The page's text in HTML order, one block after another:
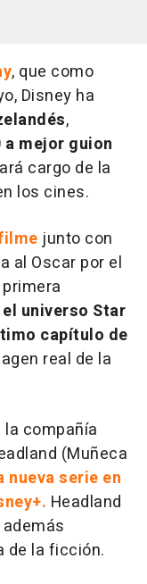
, que como
Disney ha
,
a mejor guion
cargo de la
los cines.
junto con
al Oscar por el
universo Star
capítulo de
real de la
compañía
(Muñeca
nueva serie en
Headland
de la ficción.